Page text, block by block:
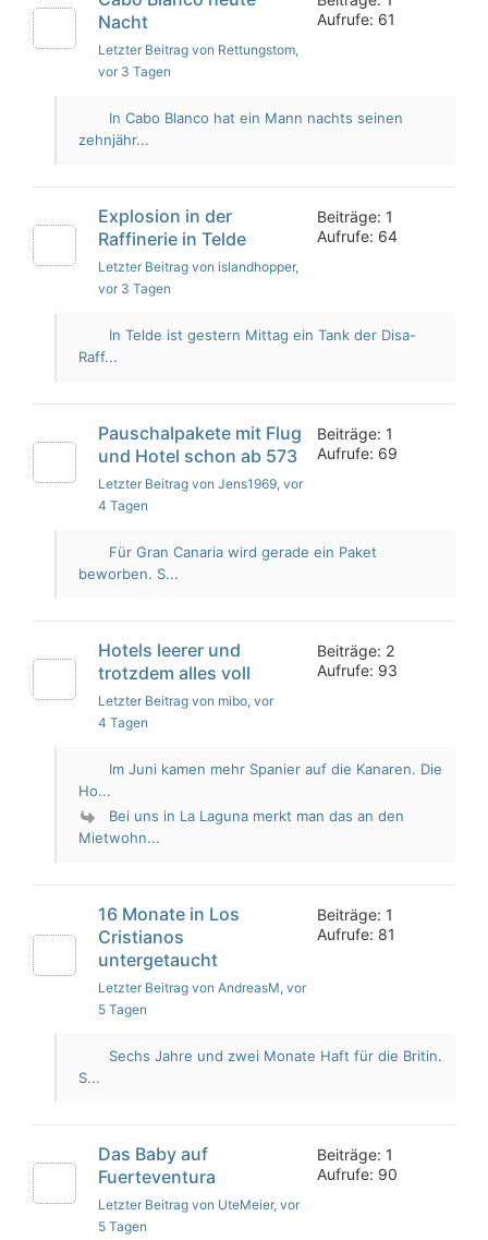
Nacht
Letzter Beitrag von Rettungstom,
vor 3 Tagen
Aufrufe: 61
In Cabo Blanco hat ein Mann nachts seinen
zehnjähr...
Explosion in der
Raffinerie in Telde
Letzter Beitrag von islandhopper,
vor 3 Tagen
Beiträge: 1
Aufrufe: 64
In Telde ist gestern Mittag ein Tank der Disa-
Raff...
Pauschalpakete mit Flug
und Hotel schon ab 573
Letzter Beitrag von Jens1969, vor
4 Tagen
Beiträge: 1
Aufrufe: 69
Für Gran Canaria wird gerade ein Paket
beworben. S...
Hotels leerer und
trotzdem alles voll
Letzter Beitrag von mibo, vor
4 Tagen
Beiträge: 2
Aufrufe: 93
Im Juni kamen mehr Spanier auf die Kanaren. Die
Ho...
Bei uns in La Laguna merkt man das an den
Mietwohn...
16 Monate in Los
Cristianos
untergetaucht
Letzter Beitrag von AndreasM, vor
5 Tagen
Beiträge: 1
Aufrufe: 81
Sechs Jahre und zwei Monate Haft für die Britin.
S...
Das Baby auf
Fuerteventura
Letzter Beitrag von UteMeier, vor
5 Tagen
Beiträge: 1
Aufrufe: 90